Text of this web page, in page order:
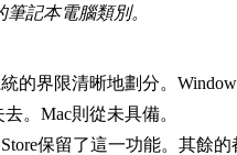
記本電腦類別。
的界限清晰地劃分。
。Mac則從未具備。
保留了這一功能。其餘的